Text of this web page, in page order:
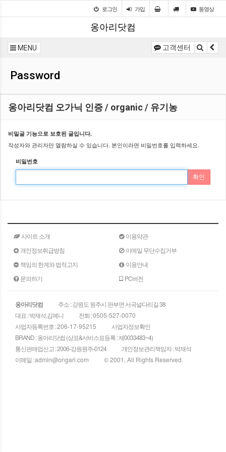
로그인 가입 동영상
옹아리닷컴
MENU 고객센터
Password
옹아리닷컴 오가닉 인증 / organic / 유기농
비밀글 기능으로 보호된 글입니다.
작성자와 관리자만 열람하실 수 있습니다. 본인이라면 비밀번호를 입력하세요.
비밀번호
확인
사이트 소개
이용약관
개인정보취급방침
이메일 무단수집거부
책임의 한계와 법적고지
이용안내
문의하기
PC버전
옹아리닷컴
주소 : 강원도 원주시 판부면 서곡널다리길 38
대표 : 박재석,김예니
전화 :0505-527-0070
사업자등록번호 :206-17-95215
사업자정보확인
BRAND : 옹아리닷컴 (상표&서비스표등록 : 제0033483~4)
통신판매업신고 : 2006-강원원주-0124
개인정보관리책임자 : 박재석
이메일 :admin@ongari.com © 2001, All Rights Reserved.